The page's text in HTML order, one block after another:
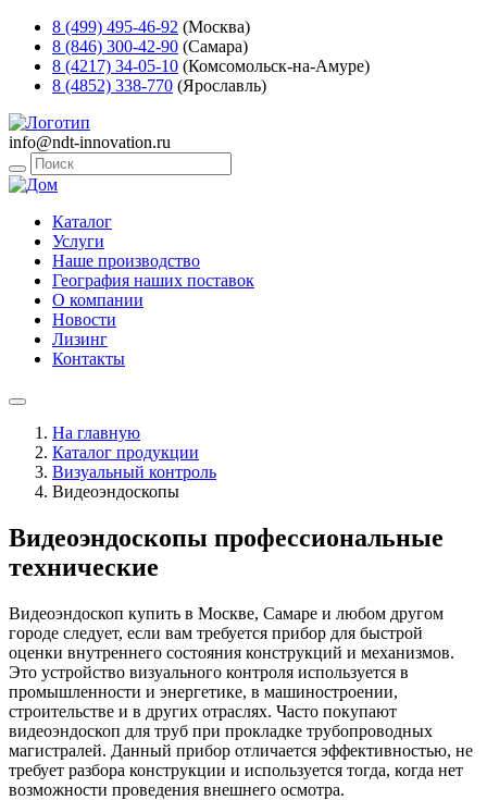
8 (499) 495-46-92 (Москва)
8 (846) 300-42-90 (Самара)
8 (4217) 34-05-10 (Комсомольск-на-Амуре)
8 (4852) 338-770 (Ярославль)
info@ndt-innovation.ru
Каталог
Услуги
Наше производство
География наших поставок
О компании
Новости
Лизинг
Контакты
На главную
Каталог продукции
Визуальный контроль
Видеоэндоскопы
Видеоэндоскопы профессиональные
технические
Видеоэндоскоп купить в Москве, Самаре и любом другом
городе следует, если вам требуется прибор для быстрой
оценки внутреннего состояния конструкций и механизмов.
Это устройство визуального контроля используется в
промышленности и энергетике, в машиностроении,
строительстве и в других отраслях. Часто покупают
видеоэндоскоп для труб при прокладке трубопроводных
магистралей. Данный прибор отличается эффективностью, не
требует разбора конструкции и используется тогда, когда нет
возможности проведения внешнего осмотра.